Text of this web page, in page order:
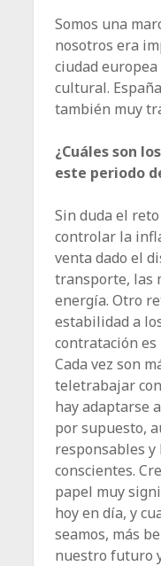
Somos una
nosotros era
ciudad
cultural.
también muy
¿Cuáles son
este periodo
Sin duda el
controlar la
venta dado el
transporte, las
energía. Otro
estabilidad a
contratación
Cada vez son
teletrabajar
hay adaptarse
por supuesto,
responsables y
conscientes.
papel muy
hoy en día, y
seamos, más
nuestro futuro